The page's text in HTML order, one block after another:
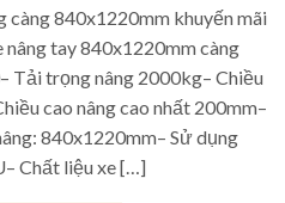
càng 840x1220mm khuyến mãi
tay 840x1220mm càng
Tải trọng nâng 2000kg– Chiều
cao nâng cao nhất 200mm–
840x1220mm– Sử dụng
Chất liệu xe […]